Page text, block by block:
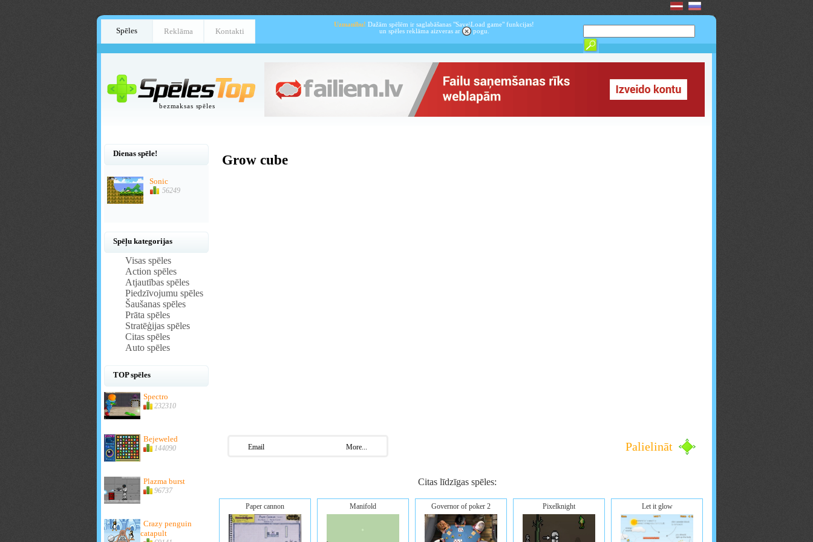
Spēles Reklāma Kontakti
Uzmanību! Dažām spēlēm ir saglabāšanas "Save\Load game" funkcijas!
un spēles reklāma aizveras ar
pogu.
bezmaksas spēles
Dienas spēle!
Sonic
56249
Spēļu kategorijas
Visas spēles
Action spēles
Atjautības spēles
Piedzīvojumu spēles
Šaušanas spēles
Prāta spēles
Stratēģijas spēles
Citas spēles
Auto spēles
TOP spēles
Spectro
232310
Bejeweled
144090
Plazma burst
96737
Crazy penguin
catapult
Grow cube
Email More... Palielināt
Citas līdzīgas spēles:
Paper cannon Manifold Governor of poker 2 Pixelknight Let it glow